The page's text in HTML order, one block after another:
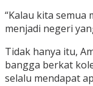
“Kalau kita semua
menjadi negeri
Tidak hanya itu,
bangga berkat
selalu mendapat